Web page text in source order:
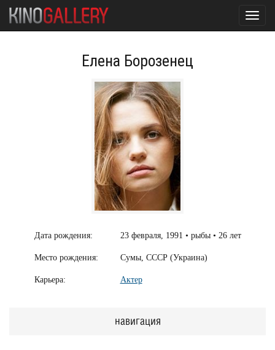
Елена Борозенец
Дата рождения: 23 февраля, 1991 • рыбы • 26 лет
Место рождения: Сумы, СССР (Украина)
Карьера: Актер
навигация